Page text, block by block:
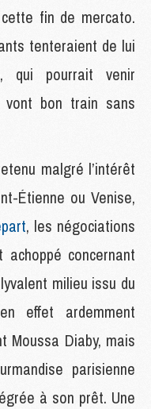
fin de mercato.
tenteraient de lui
qui pourrait venir
vont bon train sans
malgré l’intérêt
Étienne ou Venise,
, les négociations
concernant
milieu issu du
effet ardemment
Moussa Diaby, mais
parisienne
à son prêt. Une